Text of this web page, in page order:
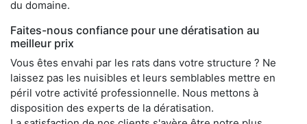
du domaine.
Faites-nous confiance pour une dératisation au
meilleur prix
Vous êtes envahi par les rats dans votre structure ? Ne
laissez pas les nuisibles et leurs semblables mettre en
péril votre activité professionnelle. Nous mettons à
disposition des experts de la dératisation.